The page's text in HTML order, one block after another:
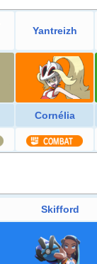
Yantreizh
Cornélia
Skifford